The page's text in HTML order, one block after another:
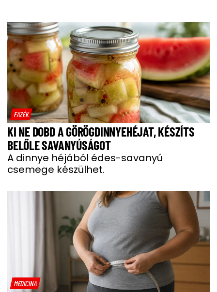
FAZÉK
KI NE DOBD A GÖRÖGDINNYEHÉJAT, KÉSZÍTS
BELŐLE SAVANYÚSÁGOT
A dinnye héjából édes-savanyú
csemege készülhet.
MEDICINA